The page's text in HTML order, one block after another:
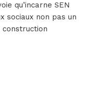
qu’incarne SEN
sociaux non pas un
construction